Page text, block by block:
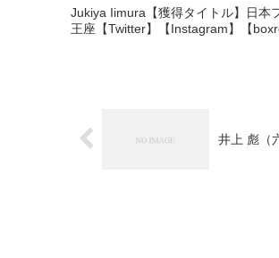
Jukiya Iimura【獲得タイトル】日本
王座【Twitter】【Instagram】【
井上 彪（